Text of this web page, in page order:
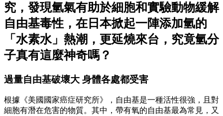
究，發現氫氣有助於細胞和實驗動物緩解
自由基毒性，在日本掀起一陣添加氫的
「水素水」熱潮，更延燒來台，究竟氫分
子真有這麼神奇嗎？
過量自由基破壞大 身體各處都受害
根據《美國國家癌症研究所》，自由基是一種活性很強，且對
細胞有潛在危害的物質。其中，帶有氧的自由基最為常見，又